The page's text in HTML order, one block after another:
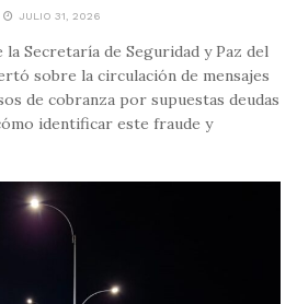
JULIO 31, 2026
Secretaría de Seguridad y Paz del
sobre la circulación de mensajes
de cobranza por supuestas deudas
identificar este fraude y